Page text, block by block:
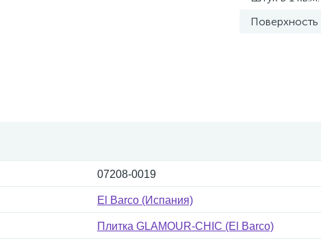
Поверхность
07208-0019
El Barco (Испания)
Плитка GLAMOUR-CHIC (El Barco)